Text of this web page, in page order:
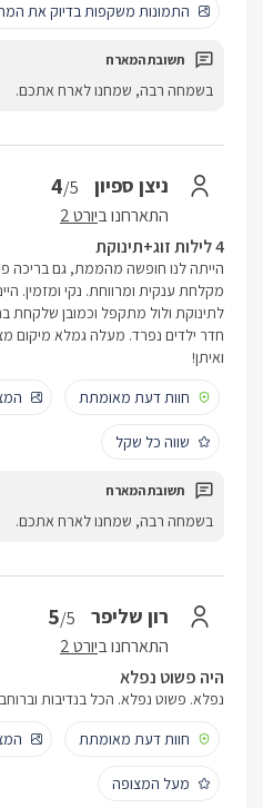
התמונות משקפות בדיוק את
בשמחה רבה, שמחנו לארח אתכם.
ניצן ספיון 4/5
התארחנו ביורט 2
4 לילות זוג+תינוקת
הייתה לנו חופשה מהממת, גם בריכה
מקלחת ענקית ומרווחת. נקי ומזמין.
חדר ילדים נפרד. מעלה גמלא מיקום
ואיתן!
חוות דעת מאומתת
שווה כל שקל
בשמחה רבה, שמחנו לארח אתכם.
רון שליפר 5/5
התארחנו ביורט 2
הּיה פשוט נפלא
נפלא. פשוט נפלא. הכל בנדיבות
חוות דעת מאומתת
מעל המצופה